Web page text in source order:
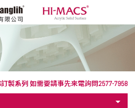
限公司
品牌介紹
最新消息
產品介紹
訂製系列 如需要請事先來電詢問2577-7958